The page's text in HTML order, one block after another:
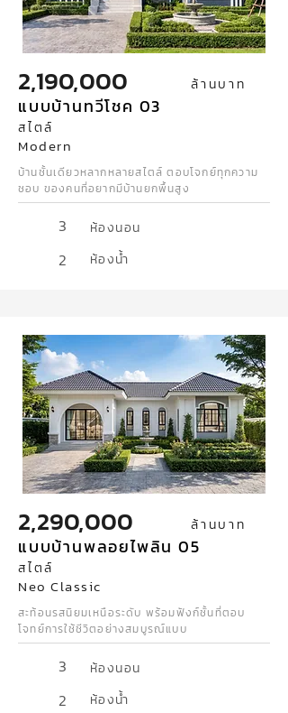
2,190,000 ล้านบาท
แบบบ้านทวีโชค 03
สไตล์
Modern
บ้านชั้นเดียวหลากหลายสไตล์ ตอบโจกย์ทุกความ
ชอบ ของคนที่อยากมีบ้านยกพื้นสูง
3 ห้องนอน
2 ห้องน้ำ
2,290,000 ล้านบาท
แบบบ้านพลอยไพลิน 05
สไตล์
Neo Classic
สะท้อนรสนิยมเหนือระดับ พร้อมฟังก์ชั้นที่ตอบ
โจทย์การใช้ชีวิตอย่างสมบูรณ์แบบ
3 ห้องนอน
2 ห้องน้ำ